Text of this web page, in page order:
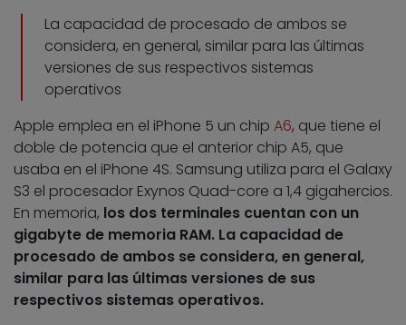
La capacidad de procesado de ambos se
considera, en general, similar para las últimas
versiones de sus respectivos sistemas
operativos
Apple emplea en el iPhone 5 un chip A6, que tiene el
doble de potencia que el anterior chip A5, que
usaba en el iPhone 4S. Samsung utiliza para el Galaxy
S3 el procesador Exynos Quad-core a 1,4 gigahercios.
En memoria, los dos terminales cuentan con un
gigabyte de memoria RAM. La capacidad de
procesado de ambos se considera, en general,
similar para las últimas versiones de sus
respectivos sistemas operativos.